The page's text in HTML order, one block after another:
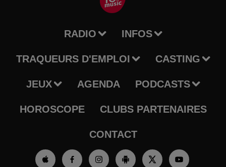
RADIO INFOS
TRAQUEURS D'EMPLOI CASTING
JEUX AGENDA PODCASTS
HOROSCOPE CLUBS PARTENAIRES
CONTACT